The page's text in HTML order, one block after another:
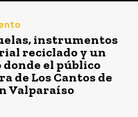
instrumentos
reciclado y un
el público
de Los Cantos de
Valparaíso